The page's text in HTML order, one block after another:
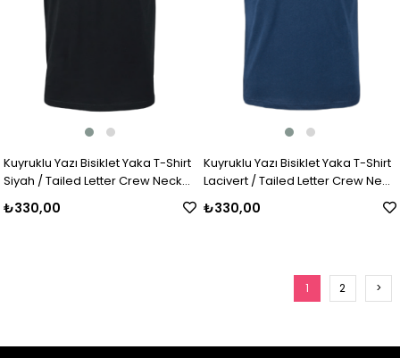
Kuyruklu Yazı Bisiklet Yaka T-Shirt
Siyah / Tailed Letter Crew Neck
₺330,00
Kuyruklu Yazı Bisiklet Yaka T-Shirt
Lacivert / Tailed Letter Crew Neck
₺330,00
1 2 >